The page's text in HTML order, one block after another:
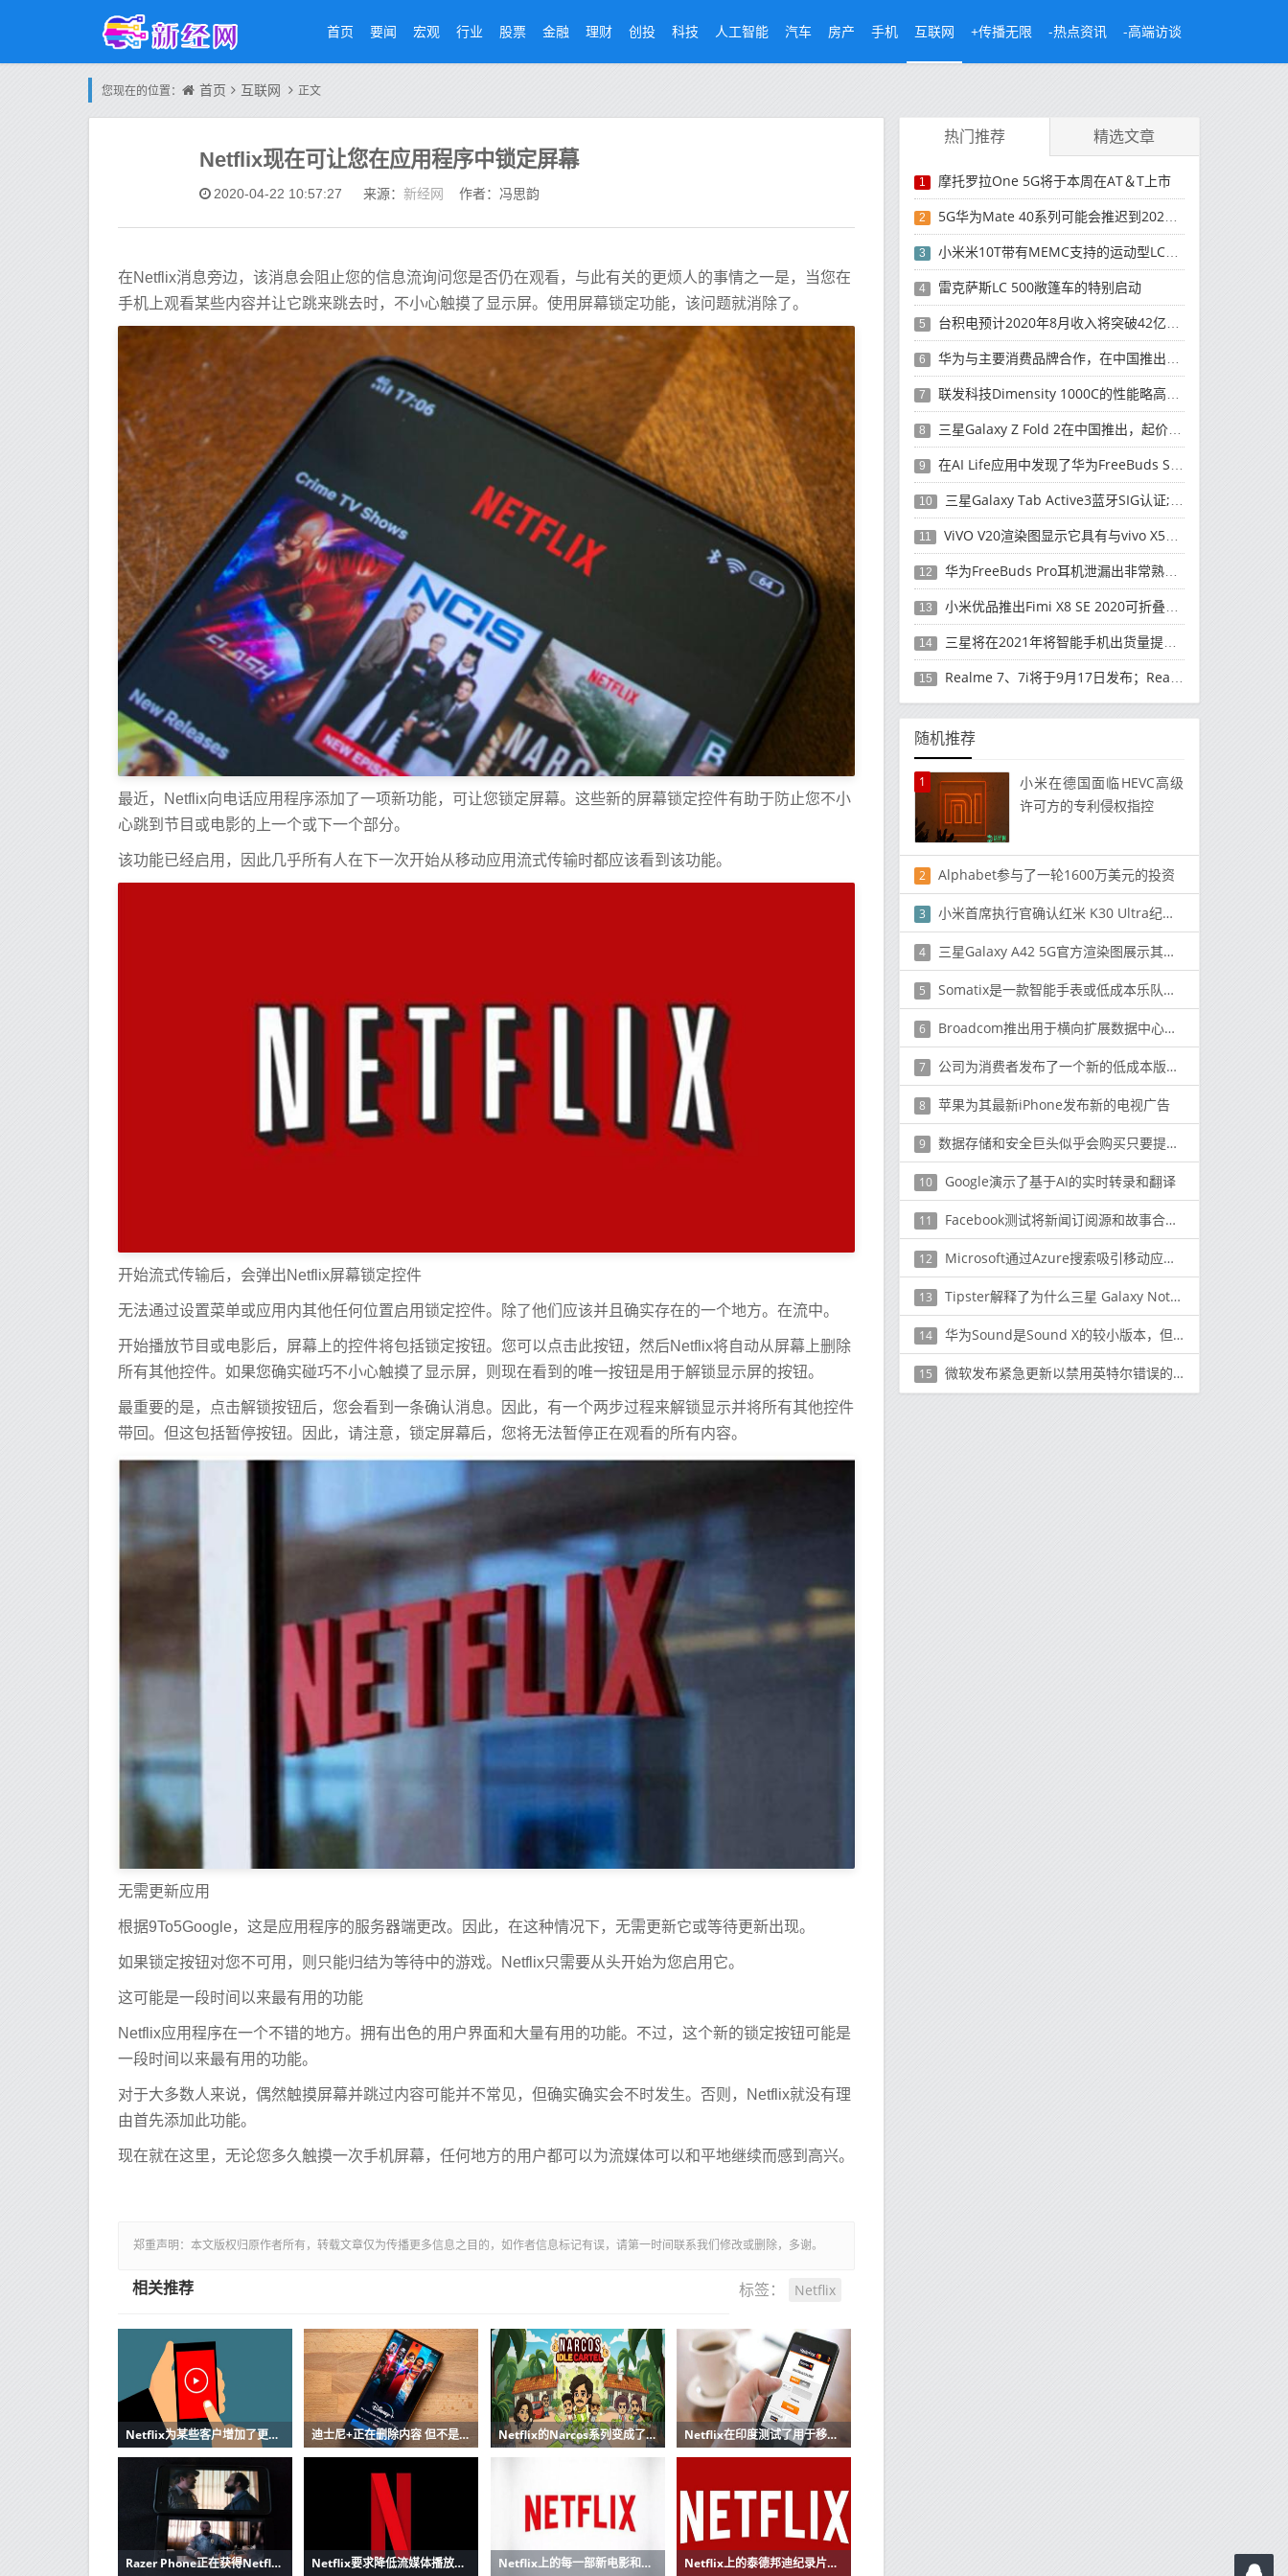
首页 要闻 宏观 行业 股票 金融 理财 创投 科技 人工智能 汽车 房产 手机 互联网 +传播无限 -热点资讯 -高端访谈
您现在的位置： 首页 互联网 正文
Netflix现在可让您在应用程序中锁定屏幕
2020-04-22 10:57:27 来源： 新经网 作者：冯思韵
在Netflix消息旁边，该消息会阻止您的信息流询问您是否仍在观看，与此有关的更烦人的事情之一是，当您在
手机上观看某些内容并让它跳来跳去时，不小心触摸了显示屏。使用屏幕锁定功能，该问题就消除了。
最近，Netflix向电话应用程序添加了一项新功能，可让您锁定屏幕。这些新的屏幕锁定控件有助于防止您不小
心跳到节目或电影的上一个或下一个部分。
该功能已经启用，因此几乎所有人在下一次开始从移动应用流式传输时都应该看到该功能。
开始流式传输后，会弹出Netflix屏幕锁定控件
无法通过设置菜单或应用内其他任何位置启用锁定控件。除了他们应该并且确实存在的一个地方。在流中。
开始播放节目或电影后，屏幕上的控件将包括锁定按钮。您可以点击此按钮，然后Netflix将自动从屏幕上删除
所有其他控件。如果您确实碰巧不小心触摸了显示屏，则现在看到的唯一按钮是用于解锁显示屏的按钮。
最重要的是，点击解锁按钮后，您会看到一条确认消息。因此，有一个两步过程来解锁显示并将所有其他控件
带回。但这包括暂停按钮。因此，请注意，锁定屏幕后，您将无法暂停正在观看的所有内容。
无需更新应用
根据9To5Google，这是应用程序的服务器端更改。因此，在这种情况下，无需更新它或等待更新出现。
如果锁定按钮对您不可用，则只能归结为等待中的游戏。Netflix只需要从头开始为您启用它。
这可能是一段时间以来最有用的功能
Netflix应用程序在一个不错的地方。拥有出色的用户界面和大量有用的功能。不过，这个新的锁定按钮可能是
一段时间以来最有用的功能。
对于大多数人来说，偶然触摸屏幕并跳过内容可能并不常见，但确实确实会不时发生。否则，Netflix就没有理
由首先添加此功能。
现在就在这里，无论您多久触摸一次手机屏幕，任何地方的用户都可以为流媒体可以和平地继续而感到高兴。
郑重声明：本文版权归原作者所有，转载文章仅为传播更多信息之目的，如作者信息标记有误，请第一时间联系我们修改或删除，多谢。
标签： Netflix
相关推荐
Netflix为某些客户增加了更便宜的仅限移动设备的套餐 迪士尼+正在删除内容 但不是删除Netflix的方式 Netflix的Narcos系列变成了一款针对手机的空闲游戏 Netflix在印度测试了用于移动和基本计划的高清视频流
Razer Phone正在获得Netflix HDR和更好的声音 Netflix要求降低流媒体播放速度以免网络超载 Netflix上的每一部新电影和电视剧 Netflix上的泰德邦迪纪录片又把我变成了一个恐惧的青少年
热门推荐 精选文章
1 摩托罗拉One 5G将于本周在AT＆T上市
2 5G华为Mate 40系列可能会推迟到2021年
3 小米米10T带有MEMC支持的运动型LCD屏幕
4 雷克萨斯LC 500敞篷车的特别启动
5 台积电预计2020年8月收入将突破42亿美元，创历史新高
6 华为与主要消费品牌合作，在中国推出采用HarmonyOS 2.0的智能家居产品
7 联发科技Dimensity 1000C的性能略高于Snapdragon 765G
8 三星Galaxy Z Fold 2在中国推出，起价为16,999元
9 在AI Life应用中发现了华为FreeBuds Studio耳机
10 三星Galaxy Tab Active3蓝牙SIG认证; 发布可能快要结束了
11 ViVO V20渲染图显示它具有与vivo X50 Pro类似的后部设计
12 华为FreeBuds Pro耳机泄漏出非常熟悉的设计
13 小米优品推出Fimi X8 SE 2020可折叠无人机
14 三星将在2021年将智能手机出货量提高至3亿部
15 Realme 7、7i将于9月17日发布；Realme 7i的完整规格并导致泄漏
随机推荐
1
小米在德国面临HEVC高级
许可方的专利侵权指控
2 Alphabet参与了一轮1600万美元的投资
3 小米首席执行官确认红米 K30 Ultra纪念版基于K30 Pro
4 三星Galaxy A42 5G官方渲染图展示其颜色变化
5 Somatix是一款智能手表或低成本乐队的应用程序
6 Broadcom推出用于横向扩展数据中心的新型网络芯片
7 公司为消费者发布了一个新的低成本版本的Office 365套件
8 苹果为其最新iPhone发布新的电视广告
9 数据存储和安全巨头似乎会购买只要提供云服务就可以移动的任何东西
10 Google演示了基于AI的实时转录和翻译
11 Facebook测试将新闻订阅源和故事合并因此您无需滑动即可滚动
12 Microsoft通过Azure搜索吸引移动应用程序开发人员
13 Tipster解释了为什么三星 Galaxy Note系列手机不会很快消失
14 华为Sound是Sound X的较小版本，但功能强大
15 微软发布紧急更新以禁用英特尔错误的Spectre补丁